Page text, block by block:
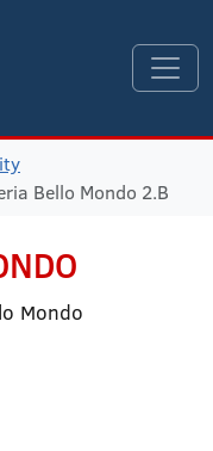
Bello Mondo 2.B
Mondo